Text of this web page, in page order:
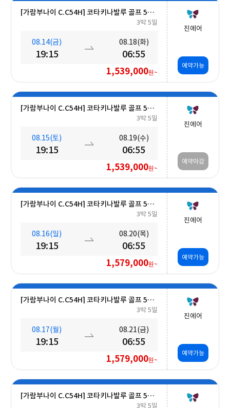
[가람부나이 C.C54H] 코타키나발루 골프 5일 (최대 27H ■무료■ 추가 가능) #호텔식 3회
3박 5일
08.14(금)
19:15
08.18(화)
06:55
1,539,000원~
진에어
예약가능
[가람부나이 C.C54H] 코타키나발루 골프 5일 (최대 27H ■무료■ 추가 가능) #호텔식 3회
3박 5일
08.15(토)
19:15
08.19(수)
06:55
1,539,000원~
진에어
예약마감
[가람부나이 C.C54H] 코타키나발루 골프 5일 (최대 27H ■무료■ 추가 가능) #호텔식 3회
3박 5일
08.16(일)
19:15
08.20(목)
06:55
1,579,000원~
진에어
예약가능
[가람부나이 C.C54H] 코타키나발루 골프 5일 (최대 27H ■무료■ 추가 가능) #호텔식 3회
3박 5일
08.17(월)
19:15
08.21(금)
06:55
1,579,000원~
진에어
예약가능
[가람부나이 C.C54H] 코타키나발루 골프 5일 (최대 27H ■무료■ 추가 가능) #호텔식 3회
3박 5일